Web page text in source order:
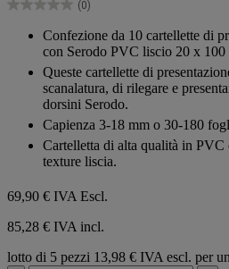
(0)
0.0
Confezione da 10 cartellette di
con Serodo PVC liscio 20 x 100
Queste cartellette di
scanalatura, di rilegare e
dorsini Serodo.
Capienza 3-18 mm o 30-180
Cartelletta di alta qualità in PVC
texture liscia.
69,90 € IVA Escl.
85,28 € IVA incl.
lotto di 5 pezzi 13,98 € IVA escl. per